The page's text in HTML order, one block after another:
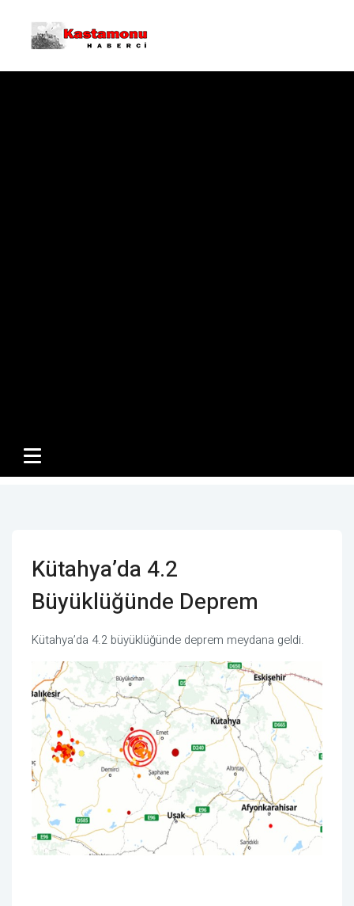
Kütahya’da 4.2
Büyüklüğünde Deprem
Kütahya’da 4.2 büyüklüğünde deprem meydana geldi.